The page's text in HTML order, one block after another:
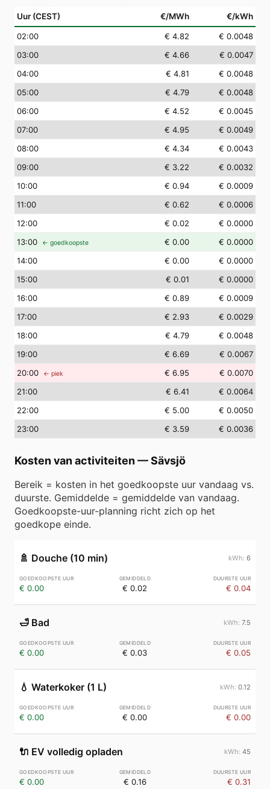
Uur (CEST) €/MWh €/kWh
02:00 € 4.82
€ 0.0048
03:00 € 4.66
€ 0.0047
04:00 € 4.81
€ 0.0048
05:00 € 4.79
€ 0.0048
06:00 € 4.52
€ 0.0045
07:00 € 4.95
€ 0.0049
08:00 € 4.34
€ 0.0043
09:00 € 3.22
€ 0.0032
10:00 € 0.94
€ 0.0009
11:00 € 0.62
€ 0.0006
12:00 € 0.02
€ 0.0000
13:00 ← goedkoopste € 0.00
€ 0.0000
14:00 € 0.00
€ 0.0000
15:00 € 0.01
€ 0.0000
16:00 € 0.89
€ 0.0009
17:00 € 2.93
€ 0.0029
18:00 € 4.79
€ 0.0048
19:00 € 6.69
€ 0.0067
20:00 ← piek € 6.95
€ 0.0070
21:00 € 6.41
€ 0.0064
22:00 € 5.00
€ 0.0050
23:00 € 3.59 € 0.0036
Kosten van activiteiten —Sävsjö
Bereik = kosten in het goedkoopste uur vandaag vs.
duurste. Gemiddelde = gemiddelde van vandaag.
Goedkoopste-uur-planning richt zich op het
goedkope einde.
🚿 Douche (10 min) 6
€ 0.00 € 0.02 € 0.04
🛁 Bad 7.5
€ 0.00 € 0.03 € 0.05
💧 Waterkoker (1 L) 0.12
€ 0.00 € 0.00 € 0.00
🔌 EV volledig opladen 45
€ 0.00 € 0.16 € 0.31